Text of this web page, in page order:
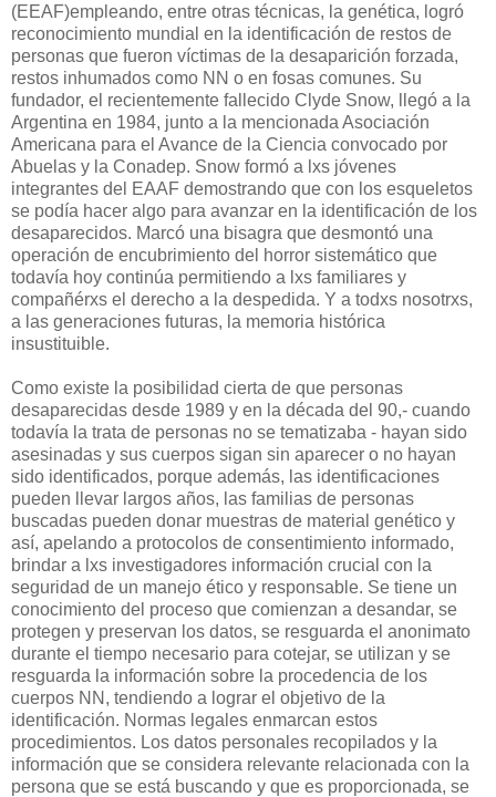
(EEAF)empleando, entre otras técnicas, la genética, logró
reconocimiento mundial en la identificación de restos de
personas que fueron víctimas de la desaparición forzada,
restos inhumados como NN o en fosas comunes. Su
fundador, el recientemente fallecido Clyde Snow, llegó a la
Argentina en 1984, junto a la mencionada Asociación
Americana para el Avance de la Ciencia convocado por
Abuelas y la Conadep. Snow formó a lxs jóvenes
integrantes del EAAF demostrando que con los esqueletos
se podía hacer algo para avanzar en la identificación de los
desaparecidos. Marcó una bisagra que desmontó una
operación de encubrimiento del horror sistemático que
todavía hoy continúa permitiendo a lxs familiares y
compañérxs el derecho a la despedida. Y a todxs nosotrxs,
a las generaciones futuras, la memoria histórica
insustituible.
Como existe la posibilidad cierta de que personas
desaparecidas desde 1989 y en la década del 90,- cuando
todavía la trata de personas no se tematizaba - hayan sido
asesinadas y sus cuerpos sigan sin aparecer o no hayan
sido identificados, porque además, las identificaciones
pueden llevar largos años, las familias de personas
buscadas pueden donar muestras de material genético y
así, apelando a protocolos de consentimiento informado,
brindar a lxs investigadores información crucial con la
seguridad de un manejo ético y responsable. Se tiene un
conocimiento del proceso que comienzan a desandar, se
protegen y preservan los datos, se resguarda el anonimato
durante el tiempo necesario para cotejar, se utilizan y se
resguarda la información sobre la procedencia de los
cuerpos NN, tendiendo a lograr el objetivo de la
identificación. Normas legales enmarcan estos
procedimientos. Los datos personales recopilados y la
información que se considera relevante relacionada con la
persona que se está buscando y que es proporcionada, se